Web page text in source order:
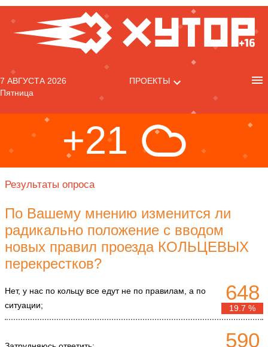
7 АВГУСТА 2026
Пятница
ПРОЕКТЫ
+21
Результаты опроса
По Вашему мнению изменится ли
радикально положение с вводом
новых правил проезда КОЛЬЦЕВЫХ
перекрестков?
Нет, у нас по кольцу все едут не по правилам, а по
ситуации;
648
19.7 %
590